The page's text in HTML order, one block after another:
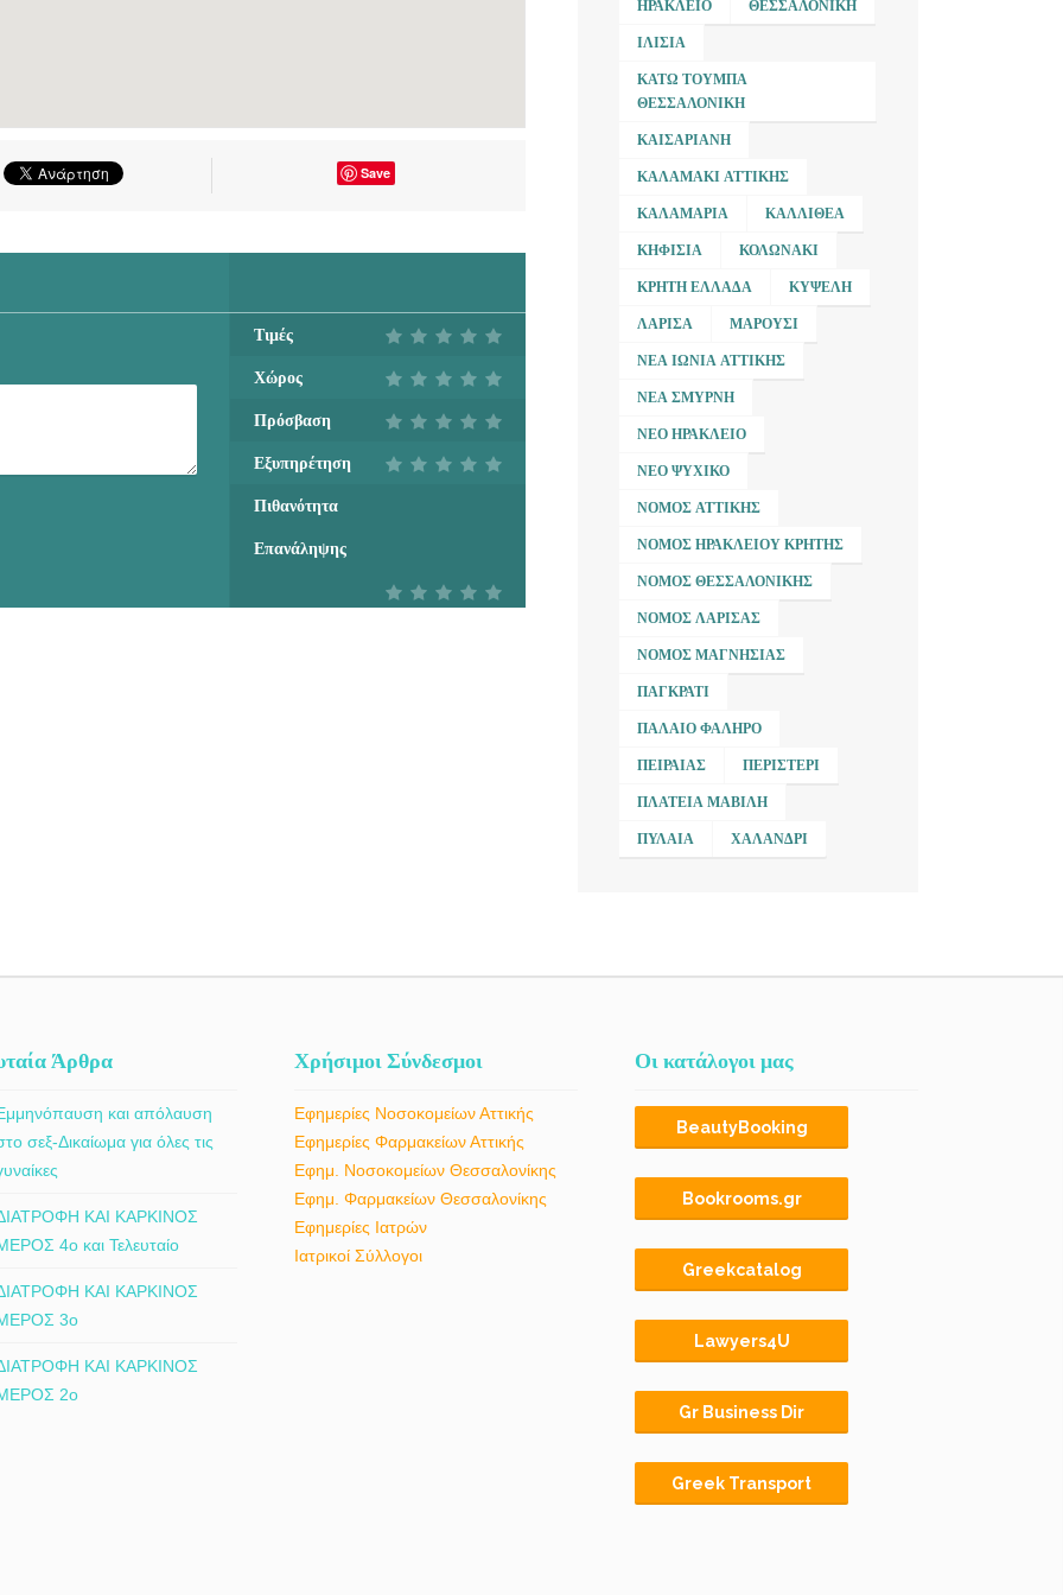
Save
Τιμές
Χώρος
Πρόσβαση
Εξυπηρέτηση
Πιθανότητα
Επανάληψης
ΗΡΆΚΛΕΙΟ ΘΕΣΣΑΛΟΝΊΚΗ
ΙΛΊΣΙΑ
ΚΆΤΩ ΤΟΎΜΠΑ
ΘΕΣΣΑΛΟΝΊΚΗ
ΚΑΙΣΑΡΙΑΝΉ
ΚΑΛΑΜΆΚΙ ΑΤΤΙΚΉΣ
ΚΑΛΑΜΑΡΙΆ ΚΑΛΛΙΘΈΑ
ΚΗΦΙΣΙΆ ΚΟΛΩΝΆΚΙ
ΚΡΉΤΗ ΕΛΛΆΔΑ ΚΥΨΈΛΗ
ΛΆΡΙΣΑ ΜΑΡΟΎΣΙ
ΝΈΑ ΙΩΝΊΑ ΑΤΤΙΚΉΣ
ΝΈΑ ΣΜΎΡΝΗ
ΝΈΟ ΗΡΆΚΛΕΙΟ
ΝΈΟ ΨΥΧΙΚΌ
ΝΟΜΌΣ ΑΤΤΙΚΉΣ
ΝΟΜΌΣ ΗΡΑΚΛΕΊΟΥ ΚΡΉΤΗΣ
ΝΟΜΌΣ ΘΕΣΣΑΛΟΝΊΚΗΣ
ΝΟΜΌΣ ΛΆΡΙΣΑΣ
ΝΟΜΌΣ ΜΑΓΝΗΣΊΑΣ
ΠΑΓΚΡΆΤΙ
ΠΑΛΑΙΌ ΦΆΛΗΡΟ
ΠΕΙΡΑΙΆΣ ΠΕΡΙΣΤΈΡΙ
ΠΛΑΤΕΊΑ ΜΑΒΊΛΗ
ΠΥΛΑΊΑ ΧΑΛΆΝΔΡΙ
Άρθρα
και απόλαυση
σεξ-Δικαίωμα για όλες τις
ΚΑΙ ΚΑΡΚΙΝΟΣ
4ο και Τελευταίο
ΚΑΙ ΚΑΡΚΙΝΟΣ
3ο
ΚΑΙ ΚΑΡΚΙΝΟΣ
2ο
Χρήσιμοι Σύνδεσμοι
Εφημερίες Νοσοκομείων Αττικής
Εφημερίες Φαρμακείων Αττικής
Εφημ. Νοσοκομείων Θεσσαλονίκης
Εφημ. Φαρμακείων Θεσσαλονίκης
Εφημερίες Ιατρών
Ιατρικοί Σύλλογοι
Οι κατάλογοι μας
BeautyBooking
Bookrooms.gr
Greekcatalog
Lawyers4U
Gr Business Dir
Greek Transport